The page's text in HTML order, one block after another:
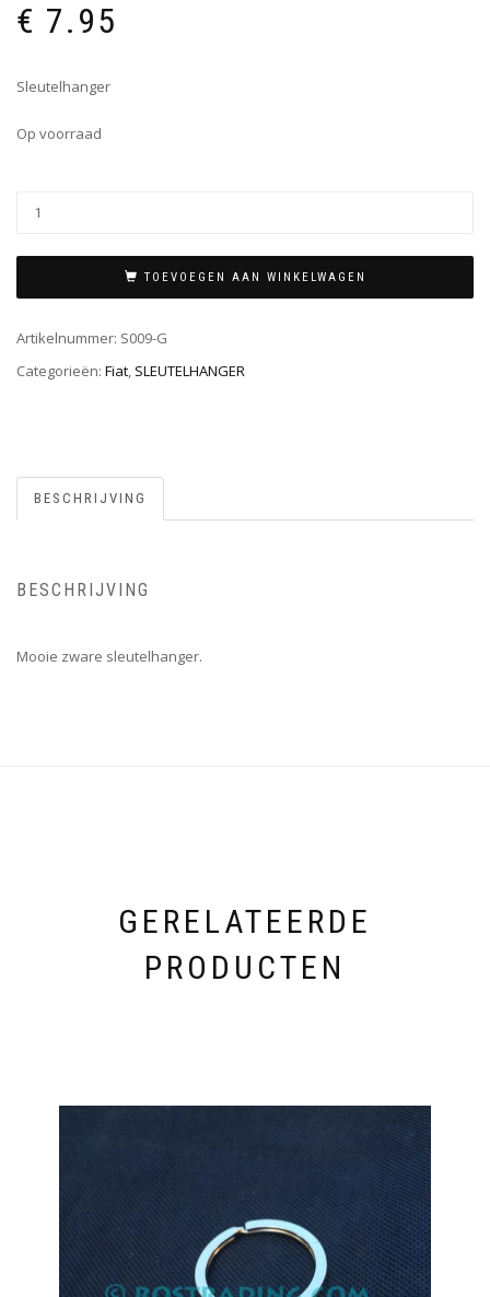
€ 7.95
Sleutelhanger
Op voorraad
TOEVOEGEN AAN WINKELWAGEN
Artikelnummer: S009-G
Categorieën: Fiat, SLEUTELHANGER
BESCHRIJVING
BESCHRIJVING
Mooie zware sleutelhanger.
GERELATEERDE
PRODUCTEN